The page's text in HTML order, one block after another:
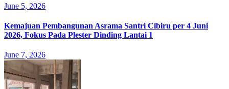
June 5, 2026
Kemajuan Pembangunan Asrama Santri Cibiru per 4 Juni
2026, Fokus Pada Plester Dinding Lantai 1
June 7, 2026